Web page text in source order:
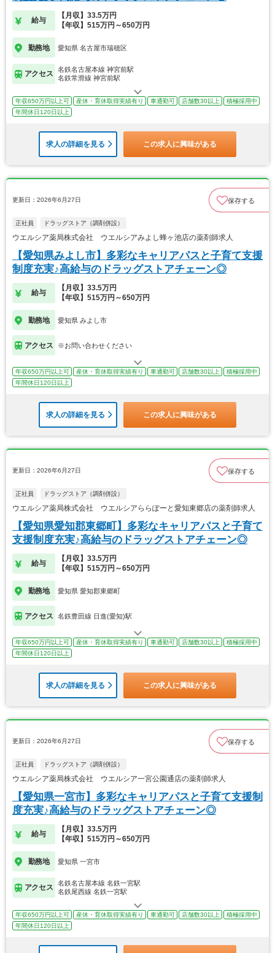
給与
【月収】33.5万円
【年収】515万円～650万円
勤務地 愛知県 名古屋市瑞穂区
アクセス
名鉄名古屋本線 神宮前駅
名鉄常滑線 神宮前駅
年収650万円以上可 産休・育休取得実績有り 車通勤可 店舗数30以上
積極採用中
年間休日120日以上
求人の詳細を見る この求人に興味がある
更新日：2026年6月27日 保存する
正社員 ドラッグストア（調剤併設）
ウエルシア薬局株式会社 ウエルシアみよし蜂ヶ池店の薬剤師求人
【愛知県みよし市】多彩なキャリアパスと子育て支援
制度充実♪高給与のドラッグストアチェーン◎
給与
【月収】33.5万円
【年収】515万円～650万円
勤務地 愛知県 みよし市
アクセス ※お問い合わせください
年収650万円以上可 産休・育休取得実績有り 車通勤可 店舗数30以上
積極採用中
年間休日120日以上
求人の詳細を見る この求人に興味がある
更新日：2026年6月27日 保存する
正社員 ドラッグストア（調剤併設）
ウエルシア薬局株式会社 ウエルシアららぽーと愛知東郷店の薬剤師求人
【愛知県愛知郡東郷町】多彩なキャリアパスと子育て
支援制度充実♪高給与のドラッグストアチェーン◎
給与
【月収】33.5万円
【年収】515万円～650万円
勤務地 愛知県 愛知郡東郷町
アクセス 名鉄豊田線 日進(愛知)駅
年収650万円以上可 産休・育休取得実績有り 車通勤可 店舗数30以上
積極採用中
年間休日120日以上
求人の詳細を見る この求人に興味がある
更新日：2026年6月27日 保存する
正社員 ドラッグストア（調剤併設）
ウエルシア薬局株式会社 ウエルシア一宮公園通店の薬剤師求人
【愛知県一宮市】多彩なキャリアパスと子育て支援制
度充実♪高給与のドラッグストアチェーン◎
給与
【月収】33.5万円
【年収】515万円～650万円
勤務地 愛知県 一宮市
アクセス
名鉄名古屋本線 名鉄一宮駅
名鉄尾西線 名鉄一宮駅
年収650万円以上可 産休・育休取得実績有り 車通勤可 店舗数30以上
積極採用中
年間休日120日以上